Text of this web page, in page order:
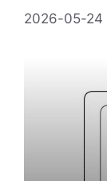
2026-05-24